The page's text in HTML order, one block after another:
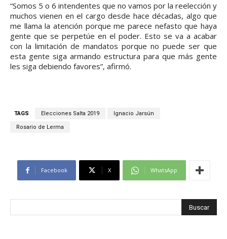
“Somos 5 o 6 intendentes que no vamos por la reelección y
muchos vienen en el cargo desde hace décadas, algo que
me llama la atención porque me parece nefasto que haya
gente que se perpetúe en el poder. Esto se va a acabar
con la limitación de mandatos porque no puede ser que
esta gente siga armando estructura para que más gente
les siga debiendo favores”, afirmó.
TAGS Elecciones Salta 2019 Ignacio Jarsún
Rosario de Lerma
Facebook X WhatsApp